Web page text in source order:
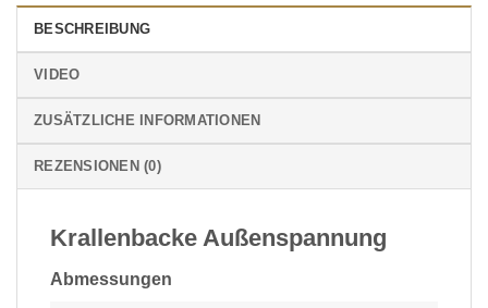
BESCHREIBUNG
VIDEO
ZUSÄTZLICHE INFORMATIONEN
REZENSIONEN (0)
Krallenbacke Außenspannung
Abmessungen